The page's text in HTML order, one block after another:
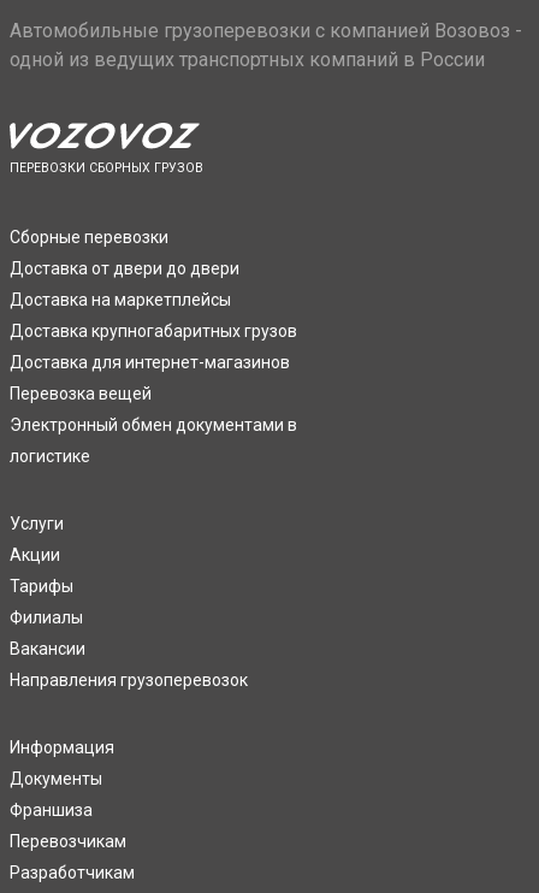
Автомобильные грузоперевозки с компанией Возовоз -
одной из ведущих транспортных компаний в России
ПЕРЕВОЗКИ СБОРНЫХ ГРУЗОВ
Сборные перевозки
Доставка от двери до двери
Доставка на маркетплейсы
Доставка крупногабаритных грузов
Доставка для интернет-магазинов
Перевозка вещей
Электронный обмен документами в
логистике
Услуги
Акции
Тарифы
Филиалы
Вакансии
Направления грузоперевозок
Информация
Документы
Франшиза
Перевозчикам
Разработчикам